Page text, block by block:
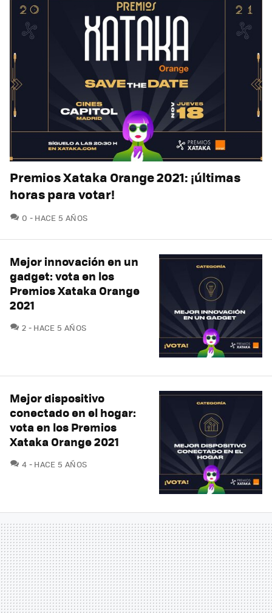
Premios Xataka Orange 2021: ¡últimas
horas para votar!
0 COMENTARIOS
HACE 5 AÑOS
Mejor innovación en un
gadget: vota en los
Premios Xataka Orange
2021
2 COMENTARIOS
HACE 5 AÑOS
Mejor dispositivo
conectado en el hogar:
vota en los Premios
Xataka Orange 2021
4 COMENTARIOS
HACE 5 AÑOS